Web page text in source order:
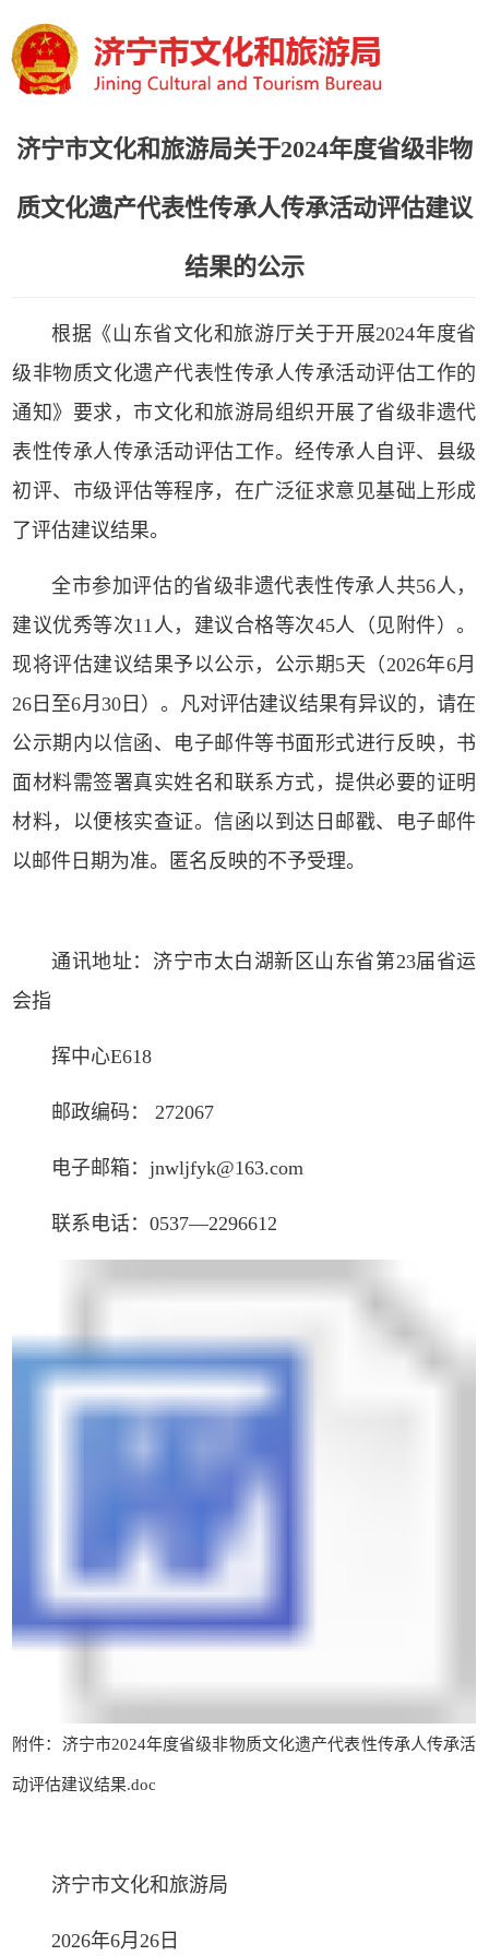
济宁市文化和旅游局关于2024年度省级非物
质文化遗产代表性传承人传承活动评估建议
结果的公示
根据《山东省文化和旅游厅关于开展2024年度省
级非物质文化遗产代表性传承人传承活动评估工作的
通知》要求，市文化和旅游局组织开展了省级非遗代
表性传承人传承活动评估工作。经传承人自评、县级
初评、市级评估等程序，在广泛征求意见基础上形成
了评估建议结果。
全市参加评估的省级非遗代表性传承人共56人，
建议优秀等次11人，建议合格等次45人（见附件）。
现将评估建议结果予以公示，公示期5天（2026年6月
26日至6月30日）。凡对评估建议结果有异议的，请在
公示期内以信函、电子邮件等书面形式进行反映，书
面材料需签署真实姓名和联系方式，提供必要的证明
材料，以便核实查证。信函以到达日邮戳、电子邮件
以邮件日期为准。匿名反映的不予受理。
通讯地址：济宁市太白湖新区山东省第23届省运
会指
挥中心E618
邮政编码： 272067
电子邮箱：jnwljfyk@163.com
联系电话：0537—2296612
附件：济宁市2024年度省级非物质文化遗产代表性传承人传承活
动评估建议结果.doc
济宁市文化和旅游局
2026年6月26日